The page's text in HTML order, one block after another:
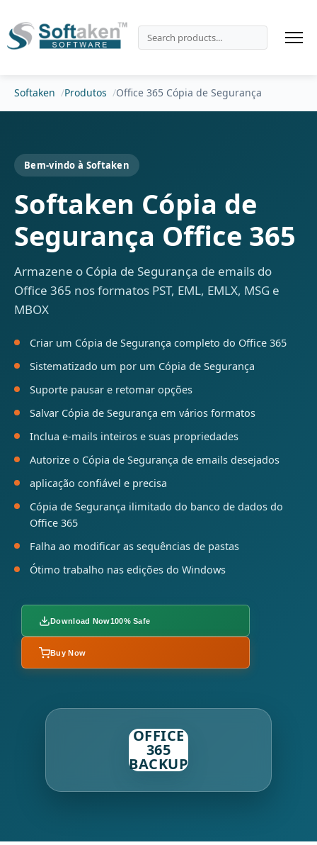
Softaken Produtos Office 365 Cópia de Segurança
Bem-vindo à Softaken
Softaken Cópia de
Segurança Office 365
Armazene o Cópia de Segurança de emails do
Office 365 nos formatos PST, EML, EMLX, MSG e
MBOX
Criar um Cópia de Segurança completo do Office 365
Sistematizado um por um Cópia de Segurança
Suporte pausar e retomar opções
Salvar Cópia de Segurança em vários formatos
Inclua e-mails inteiros e suas propriedades
Autorize o Cópia de Segurança de emails desejados
aplicação confiável e precisa
Cópia de Segurança ilimitado do banco de dados do
Office 365
Falha ao modificar as sequências de pastas
Ótimo trabalho nas edições do Windows
Download Now100% Safe
Buy Now
OFFICE
365
BACKUP